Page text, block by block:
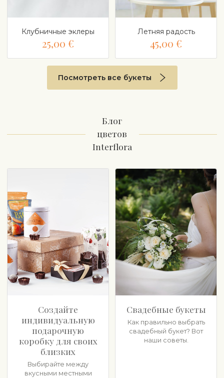
Клубничные эклеры
25,00 €
Летняя радость
45,00 €
Посмотреть все букеты
Блог
цветов
Interflora
Создайте
индивидуальную
подарочную
коробку для своих
близких
Выбирайте между
вкусными местными
Свадебные букеты
Как правильно выбрать
свадебный букет? Вот
наши советы.